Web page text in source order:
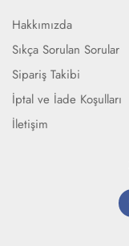
Hakkımızda
Sıkça Sorulan Sorular
Sipariş Takibi
İptal ve İade Koşulları
İletişim